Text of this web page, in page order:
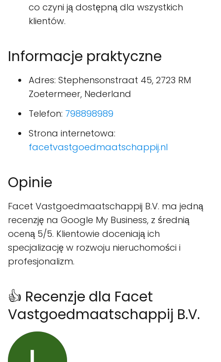
co czyni ją dostępną dla wszystkich
klientów.
Informacje praktyczne
Adres: Stephensonstraat 45, 2723 RM
Zoetermeer, Nederland
Telefon: 798898989
Strona internetowa:
facetvastgoedmaatschappij.nl
Opinie
Facet Vastgoedmaatschappij B.V. ma jedną
recenzję na Google My Business, z średnią
oceną 5/5. Klientowie doceniają ich
specjalizację w rozwoju nieruchomości i
profesjonalizm.
👍 Recenzje dla Facet
Vastgoedmaatschappij B.V.